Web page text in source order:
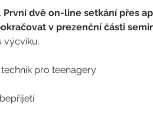
První dvě on-line setkání přes
v prezenční části
výcviku.
pro teenagery